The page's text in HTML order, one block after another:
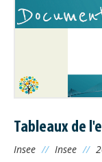
Tableaux de
Insee // Insee //